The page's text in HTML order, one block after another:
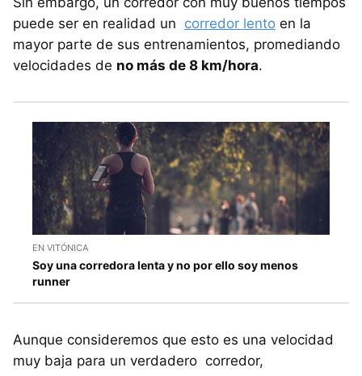
puede ser en realidad un corredor lento en la
mayor parte de sus entrenamientos, promediando
velocidades de no más de 8 km/hora.
EN VITÓNICA
Soy una corredora lenta y no por ello soy menos
runner
Aunque consideremos que esto es una velocidad
muy baja para un verdadero corredor,